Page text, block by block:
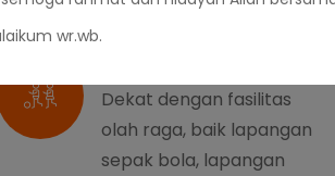
wr.wb.
Dekat dengan fasilitas
olah raga, baik lapangan
sepak bola, lapangan